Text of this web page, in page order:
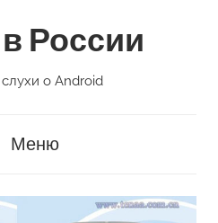
России
о Android
Меню